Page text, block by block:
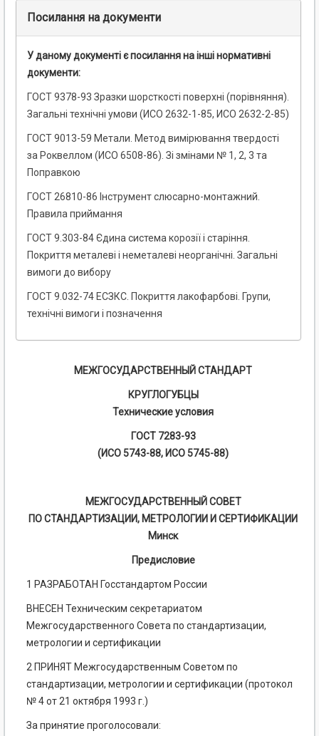
Посилання на документи
У даному документі є посилання на інші нормативні
документи:
ГОСТ 9378-93 Зразки шорсткості поверхні (порівняння).
Загальні технічні умови (ИСО 2632-1-85, ИСО 2632-2-85)
ГОСТ 9013-59 Метали. Метод вимірювання твердості
за Роквеллом (ИСО 6508-86). Зі змінами № 1, 2, 3 та
Поправкою
ГОСТ 26810-86 Інструмент слюсарно-монтажний.
Правила приймання
ГОСТ 9.303-84 Єдина система корозії і старіння.
Покриття металеві і неметалеві неорганічні. Загальні
вимоги до вибору
ГОСТ 9.032-74 ЕСЗКС. Покриття лакофарбові. Групи,
технічні вимоги і позначення
МЕЖГОСУДАРСТВЕННЫЙ СТАНДАРТ
КРУГЛОГУБЦЫ
Технические условия
ГОСТ 7283-93
(ИСО 5743-88, ИСО 5745-88)
МЕЖГОСУДАРСТВЕННЫЙ СОВЕТ
ПО СТАНДАРТИЗАЦИИ, МЕТРОЛОГИИ И СЕРТИФИКАЦИИ
Минск
Предисловие
1 РАЗРАБОТАН Госстандартом России
ВНЕСЕН Техническим секретариатом
Межгосударственного Совета по стандартизации,
метрологии и сертификации
2 ПРИНЯТ Межгосударственным Советом по
стандартизации, метрологии и сертификации (протокол
№ 4 от 21 октября 1993 г.)
За принятие проголосовали: